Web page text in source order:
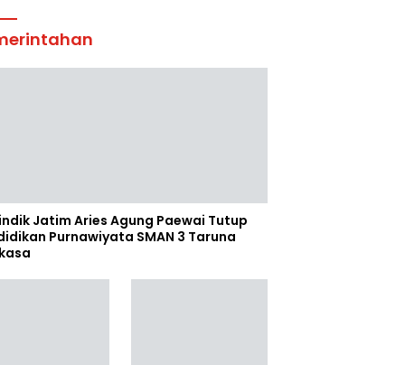
Jatim Aries Agung Paewai Tutup
Purnawiyata SMAN 3 Taruna